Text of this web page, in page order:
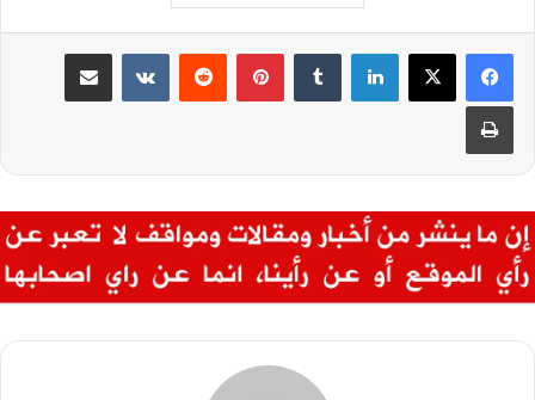
لينكدإن بينتيريست مشاركة عبر البريد
طباعة